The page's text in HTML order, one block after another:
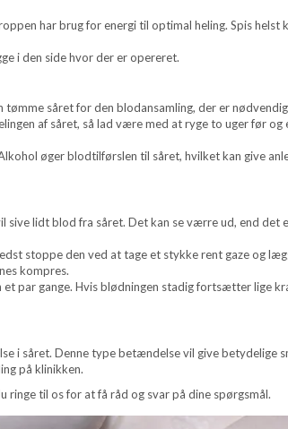
har brug for energi til optimal heling. Spis
i den side hvor der er opereret.
tømme såret for den blodansamling, der er
af såret, så lad være med at ryge to uger før
øger blodtilførslen til såret, hvilket kan give
sive lidt blod fra såret. Det kan se værre ud, end det
stoppe den ved at tage et stykke rent gaze og
kompres.
par gange. Hvis blødningen stadig fortsætter lige
i såret. Denne type betændelse vil give betydelige
på klinikken.
ringe til os for at få råd og svar på dine spørgsmål.